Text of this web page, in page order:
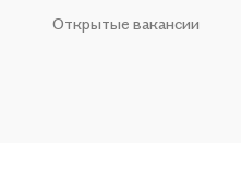
Открытые вакансии